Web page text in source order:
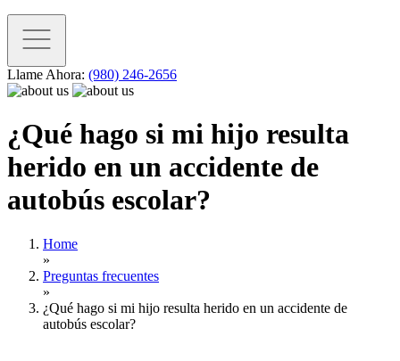
Llame Ahora: (980) 246-2656
¿Qué hago si mi hijo resulta
herido en un accidente de
autobús escolar?
Home
»
Preguntas frecuentes
»
¿Qué hago si mi hijo resulta herido en un accidente de
autobús escolar?